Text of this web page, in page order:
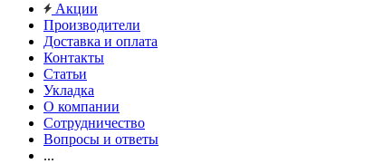
Акции
Производители
Доставка и оплата
Контакты
Статьи
Укладка
О компании
Сотрудничество
Вопросы и ответы
...